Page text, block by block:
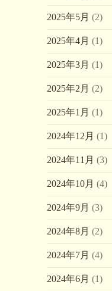
2025年5月 (2)
2025年4月 (1)
2025年3月 (1)
2025年2月 (2)
2025年1月 (1)
2024年12月 (1)
2024年11月 (3)
2024年10月 (4)
2024年9月 (3)
2024年8月 (2)
2024年7月 (4)
2024年6月 (1)